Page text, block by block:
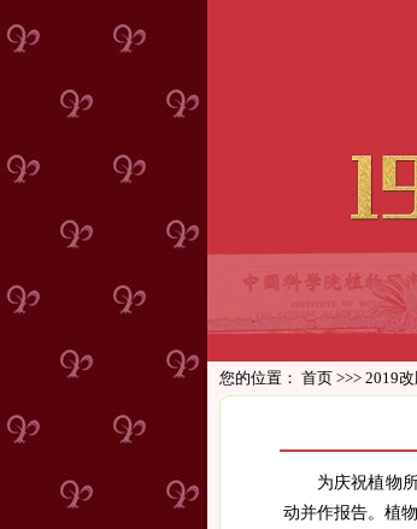
您的位置： 首页 >>> 2019改
为庆祝植物
动并作报告。植